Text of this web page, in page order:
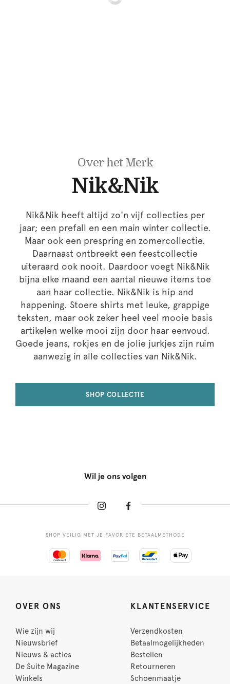
Over het Merk
Nik&Nik
Nik&Nik heeft altijd zo'n vijf collecties per
jaar; een prefall en een main winter collectie.
Maar ook een prespring en zomercollectie.
Daarnaast ontbreekt een feestcollectie
uiteraard ook nooit. Daardoor voegt Nik&Nik
bijna elke maand een aantal nieuwe items toe
aan haar collectie. Nik&Nik is hip and
happening. Stoere shirts met leuke, grappige
teksten, maar ook zeker heel veel mooie basis
artikelen welke mooi zijn door haar eenvoud.
Goede jeans, rokjes en de jolie jurkjes zijn ruim
aanwezig in alle collecties van Nik&Nik.
SHOP COLLECTIE
Wil je ons volgen
SHOP VEILIG MET JE FAVORIETE BETAALMETHODE
OVER ONS
Wie zijn wij
Nieuwsbrief
Nieuws & acties
De Suite Magazine
Winkels
KLANTENSERVICE
Verzendkosten
Betaalmogelijkheden
Bestellen
Retourneren
Schoenmaatje